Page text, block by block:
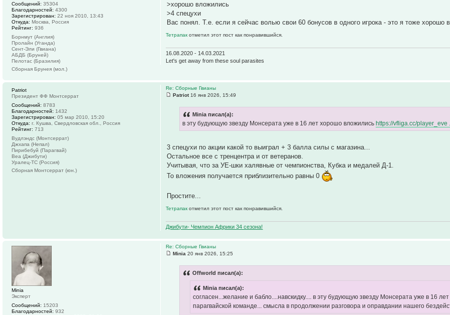
>хорошо вложились
>4 спецухи
Вас понял. Т.е. если я сейчас волью свои 60 бонусов в одного игрока - это я тоже хорошо
Тетрапакотметил этот пост как понравившийся.
16.08.2020 - 14.03.2021
Let's get away from these soul parasites
Сообщений: 35304
Благодарностей: 4300
Зарегистрирован: 22 ноя 2010, 13:43
Откуда: Москва, Россия
Рейтинг: 936
Борнмут (Англия)
Пролайн (Уганда)
Сент-Эли (Гвиана)
АБДБ (Бруней)
Пелотас (Бразилия)
Сборная Брунея (мол.)
Re: Сборные Гвианы
Patriot16 янв 2026, 15:49
Minia писал(а):
в эту будующую звезду Монсерата уже в 16 лет хорошо вложились https://vfliga.cc/player_eve
3 спецухи по акции какой то выиграл + 3 балла силы с магазина...
Остальное все с тренцентра и от ветеранов.
Учитывая, что за УЕ-шки халявные от чемпионства, Кубка и медалей Д-1.
То вложения получается приблизительно равны 0
Простите...
Тетрапакотметил этот пост как понравившийся.
Джибути- Чемпион Африки 34 сезона!
Patriot
Президент ФФ Монтсеррат
Сообщений: 8783
Благодарностей: 1432
Зарегистрирован: 05 мар 2010, 15:20
Откуда: г. Кушва, Свердловская обл., Россия
Рейтинг: 713
Вудлэндс (Монтсеррат)
Джхапа (Непал)
Пирибебуй (Парагвай)
Веа (Джибути)
Уралец-ТС (Россия)
Сборная Монтсеррат (юн.)
Re: Сборные Гвианы
Minia 20 янв 2026, 15:25
Offworld писал(а):
Minia писал(а):
согласен...желание и бабло....навскидку.... в эту будующую звезду Монсерата уже в 16
парагвайской команде... смысла в продолжении разговора и оправдании нашего
Minia
Эксперт
Сообщений: 15203
Благодарностей: 932